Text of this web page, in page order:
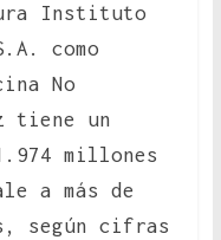
Instituto
como
No
tiene un
millones
a más de
según cifras